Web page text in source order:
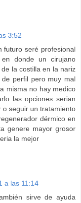
3:52
futuro seré profesional
donde un cirujano
la costilla en la nariz
perfil pero muy mal
misma no hay medico
las opciones serian
o seguir un tratamiento
dérmico en
genere mayor grosor
la mejor
a las 11:14
sirve de ayuda